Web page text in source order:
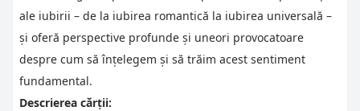
ale iubirii – de la iubirea romantică la iubirea universală –
și oferă perspective profunde și uneori provocatoare
despre cum să înțelegem și să trăim acest sentiment
fundamental.
Descrierea cărții: